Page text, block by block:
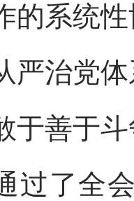
的系统
严治党
于善于
过了全